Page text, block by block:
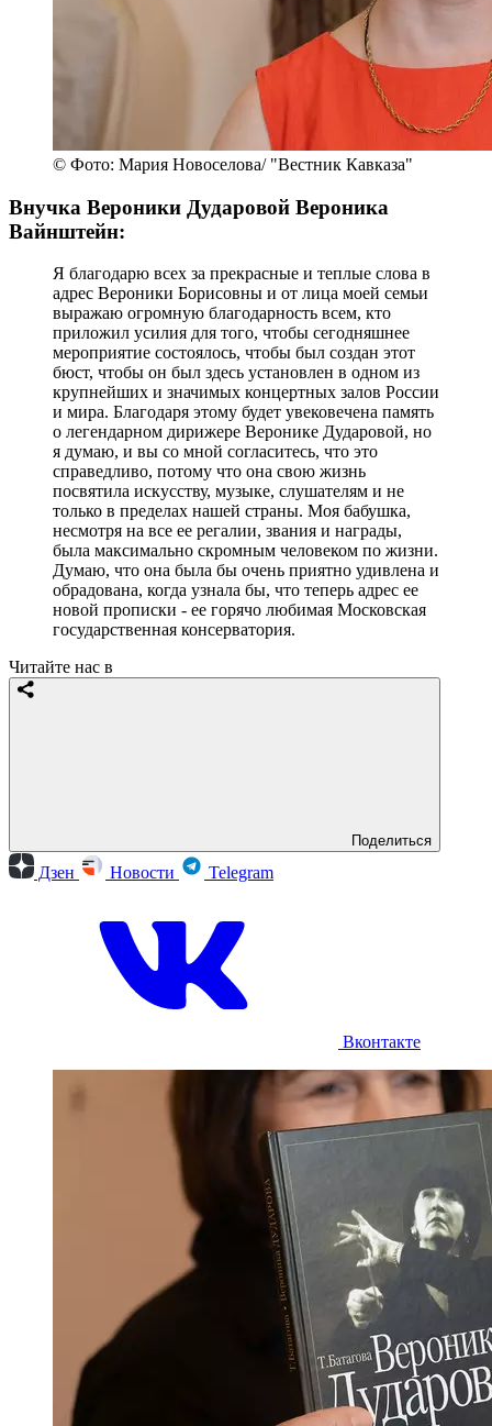
© Фото: Мария Новоселова/ "Вестник Кавказа"
Внучка Вероники Дударовой Вероника
Вайнштейн:
Я благодарю всех за прекрасные и теплые слова в
адрес Вероники Борисовны и от лица моей семьи
выражаю огромную благодарность всем, кто
приложил усилия для того, чтобы сегодняшнее
мероприятие состоялось, чтобы был создан этот
бюст, чтобы он был здесь установлен в одном из
крупнейших и значимых концертных залов России
и мира. Благодаря этому будет увековечена память
о легендарном дирижере Веронике Дударовой, но
я думаю, и вы со мной согласитесь, что это
справедливо, потому что она свою жизнь
посвятила искусству, музыке, слушателям и не
только в пределах нашей страны. Моя бабушка,
несмотря на все ее регалии, звания и награды,
была максимально скромным человеком по жизни.
Думаю, что она была бы очень приятно удивлена и
обрадована, когда узнала бы, что теперь адрес ее
новой прописки - ее горячо любимая Московская
государственная консерватория.
Читайте нас в
Поделиться
Дзен Новости Telegram
Вконтакте